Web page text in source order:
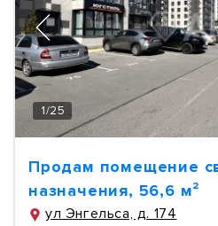
1/25
Продам помещение
назначения, 56,6 м²
ул Энгельса, д. 174